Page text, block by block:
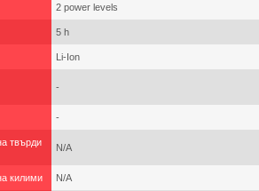
2 power levels
5 h
Li-Ion
-
-
твърди
N/A
килими N/A